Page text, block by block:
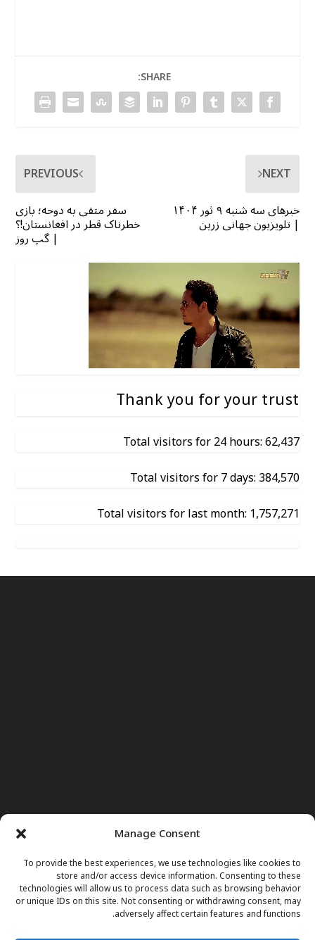
Manage Consent
To provide the best experiences, we use technologies like cookies to
store and/or access device information. Consenting to these
technologies will allow us to process data such as browsing behavior
or unique IDs on this site. Not consenting or withdrawing consent, may
adversely affect certain features and functions.
SHARE:
PREVIOUS
سفر متقی به دوحه؛ بازی
خطرناک قطر در افغانستان!؟
| گپ روز
NEXT
خبرهای سه شنبه ۹ ثور ۱۴۰۴
| تلویزیون جهانی زرین
Thank you for your trust
Total visitors for 24 hours: 62,437
Total visitors for 7 days: 384,570
Total visitors for last month: 1,757,271